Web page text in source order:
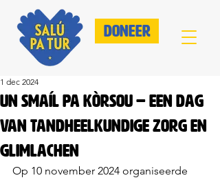
Doneer
Un Smaíl pa Kòrsou – Een Dag
van Tandheelkundige Zorg en
Glimlachen
1 dec 2024
Op 10 november 2024 organiseerde